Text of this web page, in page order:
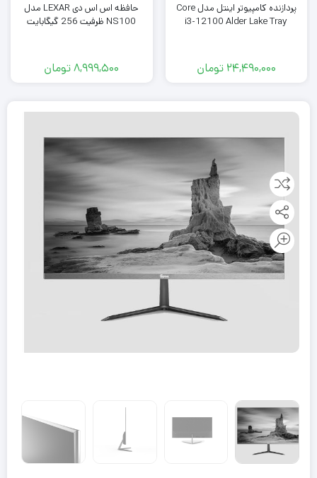
پردازنده کامپیوتر اینتل مدل Core
i3-12100 Alder Lake Tray
24,490,000 تومان
حافظه اس اس دی LEXAR مدل
NS100 ظرفیت 256 گیگابایت
8,999,500تومان